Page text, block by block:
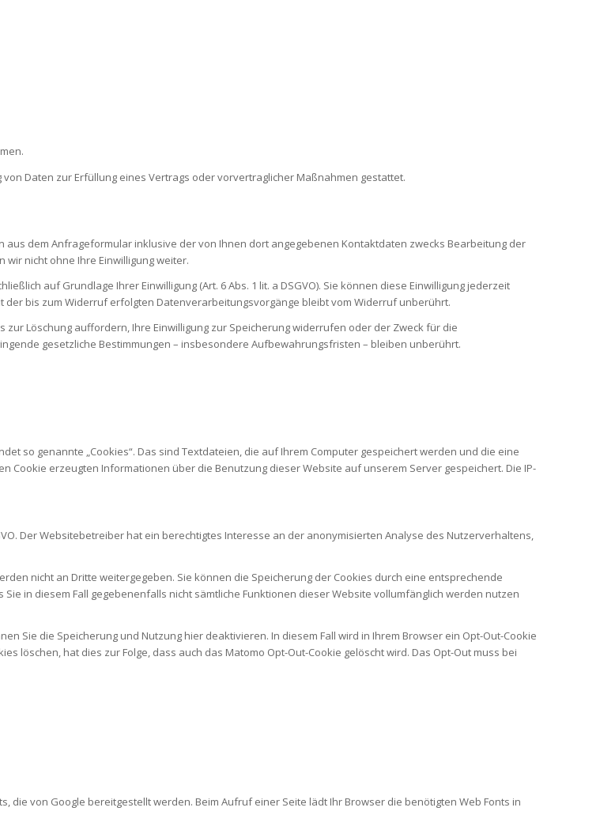
Daten zur Erfüllung eines Vertrags oder vorvertraglicher Maßnahmen gestattet.
dem Anfrageformular inklusive der von Ihnen dort angegebenen Kontaktdaten zwecks Bearbeitung der
nicht ohne Ihre Einwilligung weiter.
auf Grundlage Ihrer Einwilligung (Art. 6 Abs. 1 lit. a DSGVO). Sie können diese Einwilligung jederzeit
bis zum Widerruf erfolgten Datenverarbeitungsvorgänge bleibt vom Widerruf unberührt.
Löschung auffordern, Ihre Einwilligung zur Speicherung widerrufen oder der Zweck für die
gesetzliche Bestimmungen – insbesondere Aufbewahrungsfristen – bleiben unberührt.
so genannte „Cookies“. Das sind Textdateien, die auf Ihrem Computer gespeichert werden und die eine
Cookie erzeugten Informationen über die Benutzung dieser Website auf unserem Server gespeichert. Die IP-
Der Websitebetreiber hat ein berechtigtes Interesse an der anonymisierten Analyse des Nutzerverhaltens,
nicht an Dritte weitergegeben. Sie können die Speicherung der Cookies durch eine entsprechende
in diesem Fall gegebenenfalls nicht sämtliche Funktionen dieser Website vollumfänglich werden nutzen
Sie die Speicherung und Nutzung hier deaktivieren. In diesem Fall wird in Ihrem Browser ein Opt-Out-Cookie
löschen, hat dies zur Folge, dass auch das Matomo Opt-Out-Cookie gelöscht wird. Das Opt-Out muss bei
die von Google bereitgestellt werden. Beim Aufruf einer Seite lädt Ihr Browser die benötigten Web Fonts in